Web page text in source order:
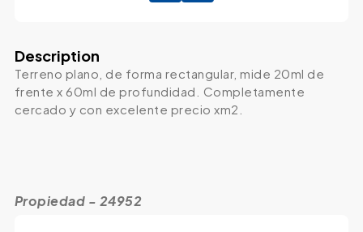
Description
Terreno plano, de forma rectangular, mide 20ml de
frente x 60ml de profundidad. Completamente
cercado y con excelente precio xm2.
Propiedad - 24952